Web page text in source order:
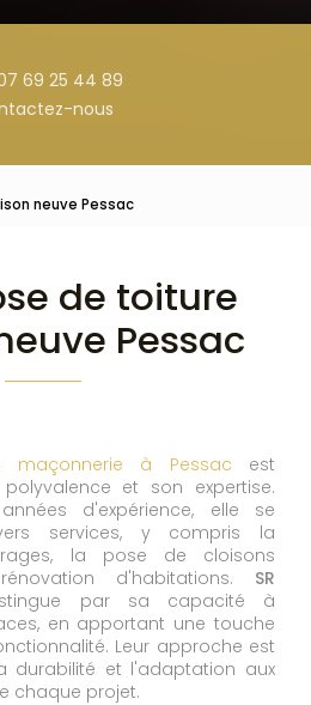
69 25 44 89
nous
neuve Pessac
de toiture
Pessac
maçonnerie à Pessac est
et son expertise.
d'expérience, elle se
services, y compris la
la pose de cloisons
d'habitations. SR
par sa capacité à
en apportant une touche
Leur approche est
durabilité et l'adaptation aux
chaque projet.